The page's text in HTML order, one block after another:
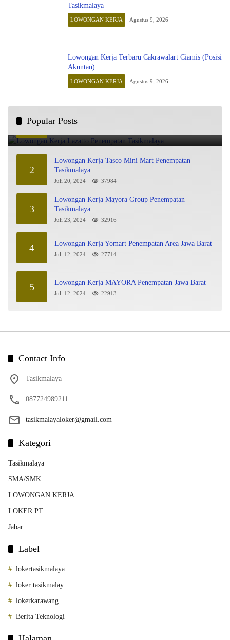
Tasikmalaya
LOWONGAN KERJA Agustus 9, 2026
Lowongan Kerja Terbaru Cakrawalart Ciamis (Posisi
Akuntan)
LOWONGAN KERJA Agustus 9, 2026
Popular Posts
1 Lowongan Kerja Lazatto Penempatan Tasikmalaya
2
Lowongan Kerja Tasco Mini Mart Penempatan
Tasikmalaya
Juli 20, 2024 37984
3
Lowongan Kerja Mayora Group Penempatan
Tasikmalaya
Juli 23, 2024 32916
4 Lowongan Kerja Yomart Penempatan Area Jawa Barat
Juli 12, 2024 27714
5 Lowongan Kerja MAYORA Penempatan Jawa Barat
Juli 12, 2024 22913
Contact Info
Tasikmalaya
087724989211
tasikmalayaloker@gmail.com
Kategori
Tasikmalaya
SMA/SMK
LOWONGAN KERJA
LOKER PT
Jabar
Label
lokertasikmalaya
loker tasikmalay
lokerkarawang
Berita Teknologi